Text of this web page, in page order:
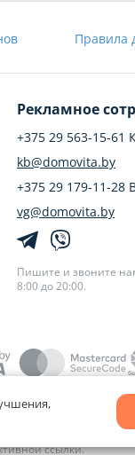
Правила
Рекламное
+375 29 563-15-61
kb@domovita.by
+375 29 179-11-28
vg@domovita.by
Пишите и звоните
8:00 до 20:00.
ссылки.